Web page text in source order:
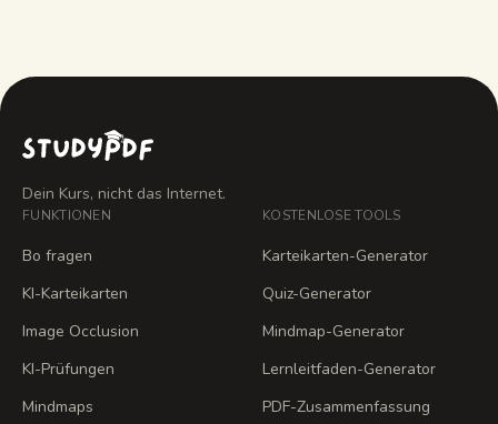
Dein Kurs, nicht das Internet.
FUNKTIONEN
Bo fragen
KI-Karteikarten
Image Occlusion
KI-Prüfungen
Mindmaps
KOSTENLOSE TOOLS
Karteikarten-Generator
Quiz-Generator
Mindmap-Generator
Lernleitfaden-Generator
PDF-Zusammenfassung